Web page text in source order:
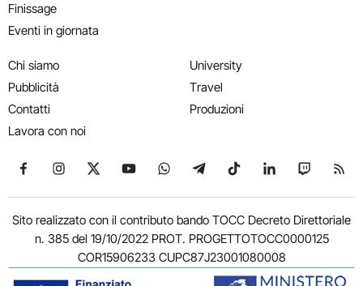
Finissage
Eventi in giornata
Chi siamo
Pubblicità
Contatti
Lavora con noi
University
Travel
Produzioni
Seguici su Facebook
Seguici su Instagram
Seguici su X
Seguici su YouTube
Seguici su WhatsApp
Seguici su Telegram
Seguici su TikTok
Seguici su
Seguici
Sito realizzato con il contributo bando TOCC Decreto Direttoriale
n. 385 del 19/10/2022 PROT. PROGETTOTOCC0000125
COR15906233 CUPC87J23001080008